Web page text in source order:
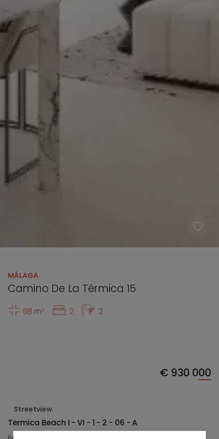
MÁLAGA
Camino De La Térmica 15
68 m² 2 2
€930 000
Streetview
Termica Beach I - VI - 1 - 2 - 06 - A